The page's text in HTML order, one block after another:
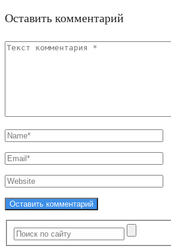
Оставить комментарий